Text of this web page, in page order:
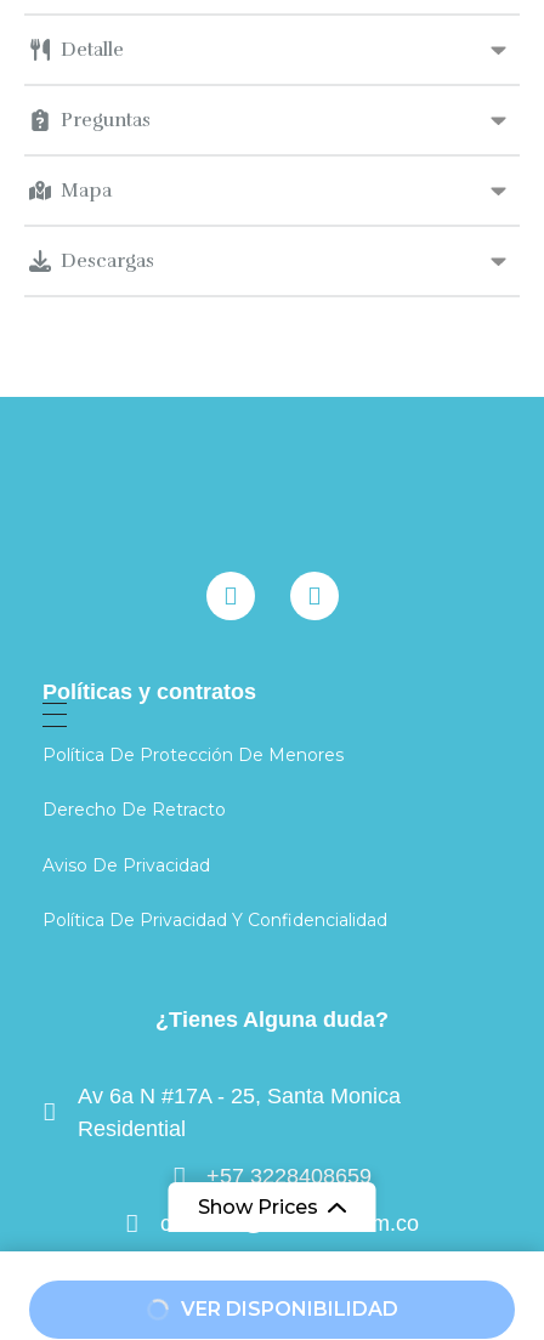
Detalle
Preguntas
Mapa
Descargas
Show Prices
Desde Desde
VER DISPONIBILIDAD
Políticas y contratos
Política De Protección De Menores
Derecho De Retracto
Aviso De Privacidad
Política De Privacidad Y Confidencialidad
¿Tienes Alguna duda?
Av 6a N #17A - 25, Santa Monica
Residential
+57 3228408659
contacto@travelea.com.co